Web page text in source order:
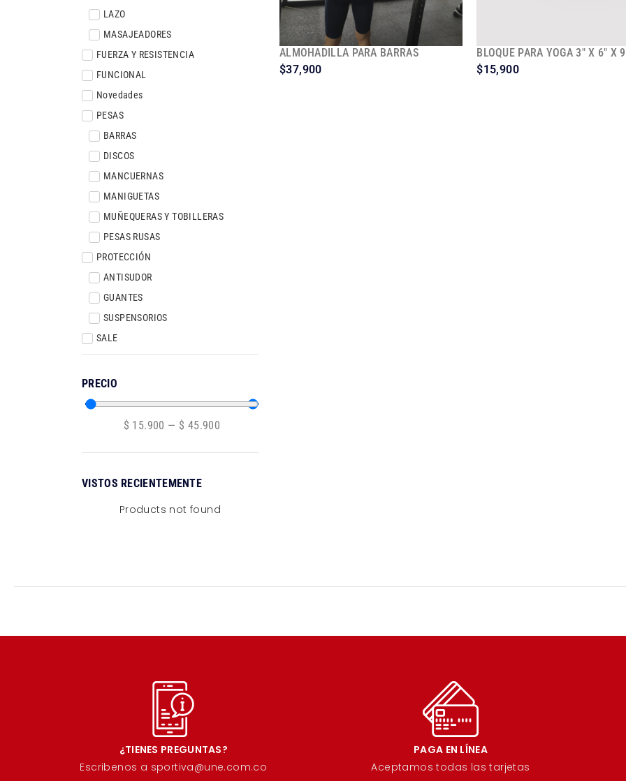
LAZO
MASAJEADORES
FUERZA Y RESISTENCIA
FUNCIONAL
Novedades
PESAS
BARRAS
DISCOS
MANCUERNAS
MANIGUETAS
MUÑEQUERAS Y TOBILLERAS
PESAS RUSAS
PROTECCIÓN
ANTISUDOR
GUANTES
SUSPENSORIOS
SALE
PRECIO
$ 15.900 — $ 45.900
VISTOS RECIENTEMENTE
Products not found
ALMOHADILLA PARA BARRAS
$37,900
BLOQUE PARA YOGA 3″ X 6″ X
$15,900
¿TIENES PREGUNTAS?
Escribenos a sportiva@une.com.co
PAGA EN LÍNEA
Aceptamos todas las tarjetas